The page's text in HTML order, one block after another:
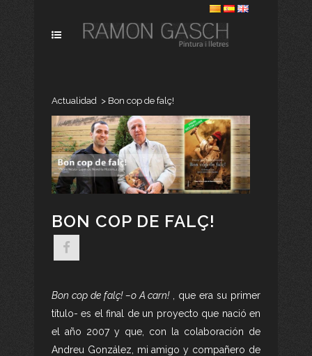
Actualidad > Bon cop de falç!
BON COP DE FALÇ!
Bon cop de falç! –o A carn!, que era su primer
título- es el final de un proyecto que nació en
el año 2007 y que, con la colaboración de
Andreu González, mi amigo y compañero de